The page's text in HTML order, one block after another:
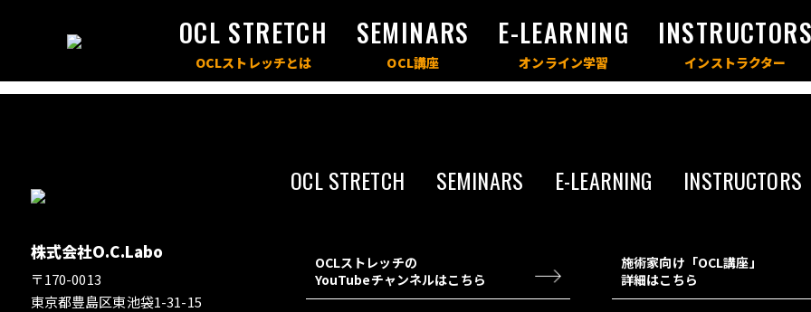
OCL STRETCH SEMINARS E-LEARNING INSTRUCTORS
株式会社O.C.Labo
〒170-0013
東京都豊島区東池袋1-31-15
OCL STRETCH SEMINARS E-LEARNING INSTRUCTORS
OCLストレッチの
YouTubeチャンネルはこちら
施術家向け「OCL講座」
詳細はこちら